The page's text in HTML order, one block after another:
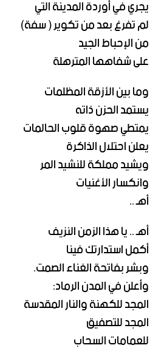
يجري في أوردة المدينة التي
لم تفرغ بعد من تكوير ( سفة)
من الإحباط الجيد
على شفاهها المترهلة
وما بين الأزقة المظلمات
يستمد الحزن ذاته
يمتطي صهوة قلوب الحالمات
يعلن احتلال الذاكرة
ويشيد مملكة للنشيد المر
وانكسار الأغنيات
أهـ ..
أهـ .. يا هذا الزمن النزيف
أكمل استدارتك فينا
وبشر بفاتحة الغناء الصمت.
وأعلن في المدن الرماد:
المجد للكهنة والنار المقدسة
المجد للتصفيق
للعمامات السحاب